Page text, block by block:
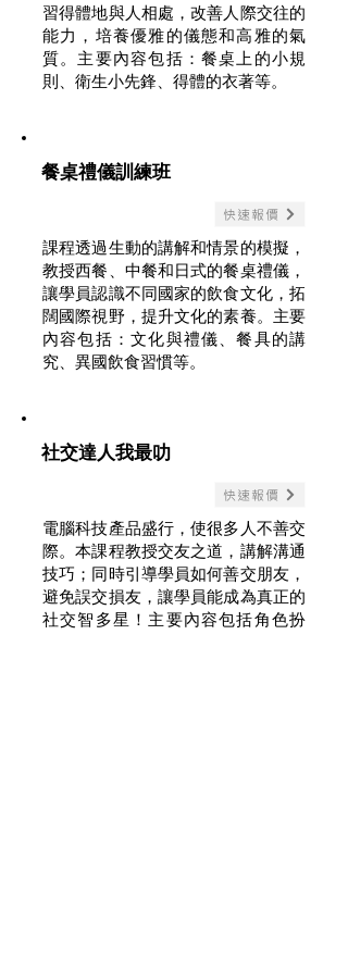
習得體地與人相處，改善人際交往的
能力，培養優雅的儀態和高雅的氣
質。主要內容包括：餐桌上的小規
則、衛生小先鋒、得體的衣著等。
餐桌禮儀訓練班
快速報價
課程透過生動的講解和情景的模擬，
教授西餐、中餐和日式的餐桌禮儀，
讓學員認識不同國家的飲食文化，拓
闊國際視野，提升文化的素養。主要
內容包括：文化與禮儀、餐具的講
究、異國飲食習慣等。
社交達人我最叻
快速報價
電腦科技產品盛行，使很多人不善交
際。本課程教授交友之道，講解溝通
技巧；同時引導學員如何善交朋友，
避免誤交損友，讓學員能成為真正的
社交智多星！主要內容包括角色扮